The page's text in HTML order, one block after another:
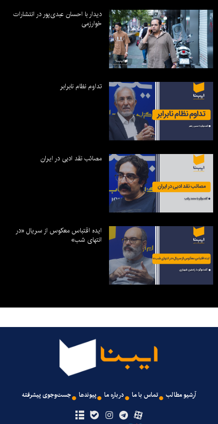
دیدار با احسان عبدی‌پور در انتشارات
خوارزمی
تداوم نظام نابرابر
مصائب نقد ادبی در ایران
ایده اقتباس معکوس از سریال «در
انتهای شب»
آرشیو مطالب تماس با ما درباره ما پیوندها جست‌وجوی پیشرفته